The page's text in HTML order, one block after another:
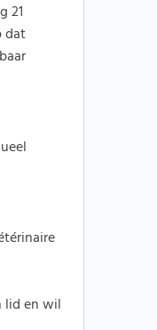
21
dat
lid en wil